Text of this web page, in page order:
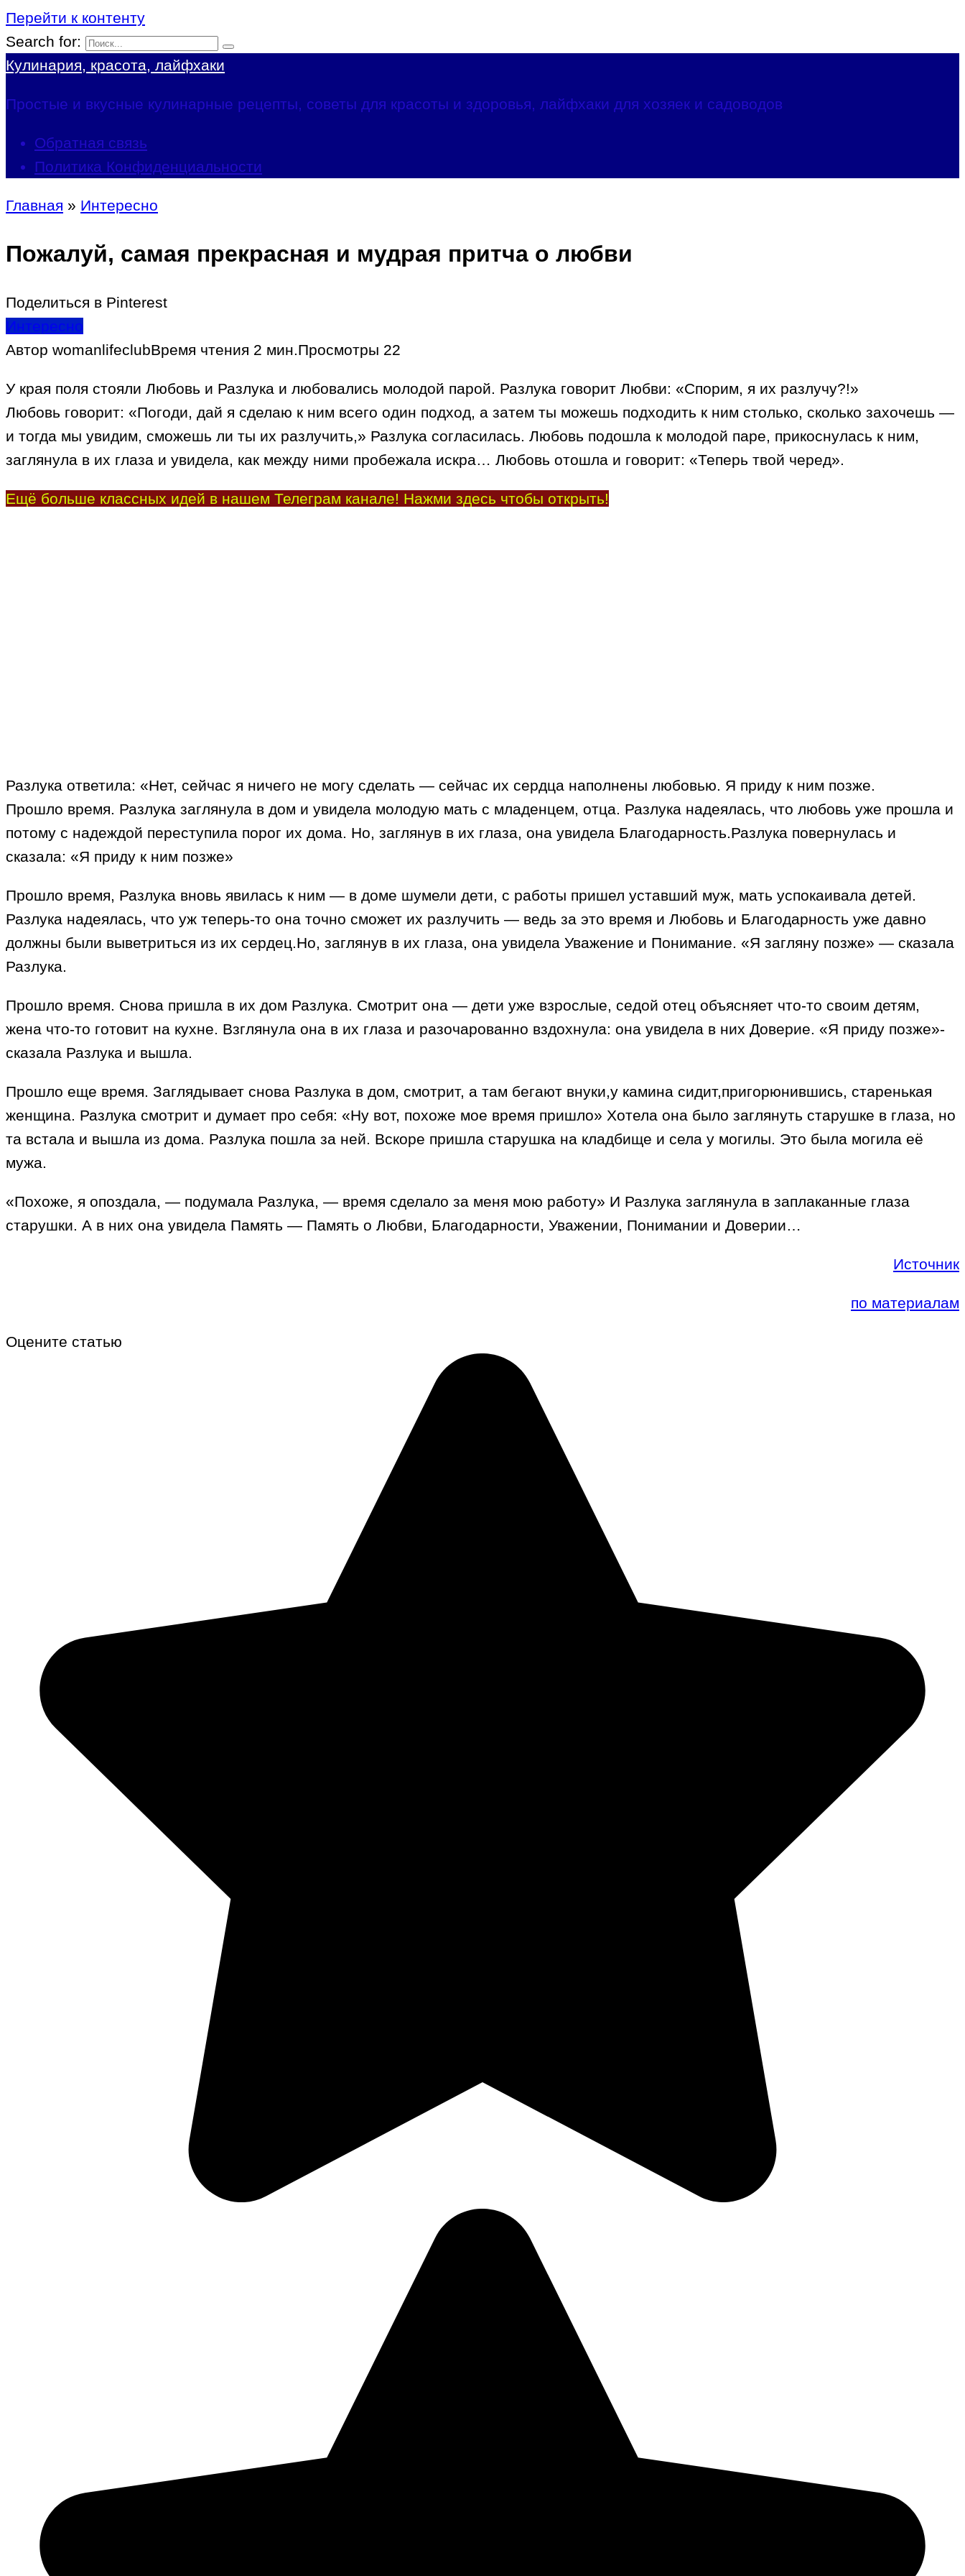
Перейти к контенту
Search for:
Кулинария, красота, лайфхаки
Простые и вкусные кулинарные рецепты, советы для красоты и здоровья, лайфхаки для хозяек и садоводов
Обратная связь
Политика Конфиденциальности
Главная » Интересно
Пожалуй, самая прекрасная и мудрая притча о любви
Поделиться в Pinterest
Интересно
Автор womanlifeclubВремя чтения 2 мин.Просмотры 22
У края поля стояли Любовь и Разлука и любовались молодой парой. Разлука говорит Любви: «Спорим, я их разлучу?!»
Любовь говорит: «Погоди, дай я сделаю к ним всего один подход, а затем ты можешь подходить к ним столько, сколько захочешь —
и тогда мы увидим, сможешь ли ты их разлучить,» Разлука согласилась. Любовь подошла к молодой паре, прикоснулась к ним,
заглянула в их глаза и увидела, как между ними пробежала искра… Любовь отошла и говорит: «Теперь твой черед».
Ещё больше классных идей в нашем Телеграм канале! Нажми здесь чтобы открыть!
Разлука ответила: «Нет, сейчас я ничего не могу сделать — сейчас их сердца наполнены любовью. Я приду к ним позже.
Прошло время. Разлука заглянула в дом и увидела молодую мать с младенцем, отца. Разлука надеялась, что любовь уже прошла и
потому с надеждой переступила порог их дома. Но, заглянув в их глаза, она увидела Благодарность.Разлука повернулась и
сказала: «Я приду к ним позже»
Прошло время, Разлука вновь явилась к ним — в доме шумели дети, с работы пришел уставший муж, мать успокаивала детей.
Разлука надеялась, что уж теперь-то она точно сможет их разлучить — ведь за это время и Любовь и Благодарность уже давно
должны были выветриться из их сердец.Но, заглянув в их глаза, она увидела Уважение и Понимание. «Я загляну позже» — сказала
Разлука.
Прошло время. Снова пришла в их дом Разлука. Смотрит она — дети уже взрослые, седой отец объясняет что-то своим детям,
жена что-то готовит на кухне. Взглянула она в их глаза и разочарованно вздохнула: она увидела в них Доверие. «Я приду позже»-
сказала Разлука и вышла.
Прошло еще время. Заглядывает снова Разлука в дом, смотрит, а там бегают внуки,у камина сидит,пригорюнившись, старенькая
женщина. Разлука смотрит и думает про себя: «Ну вот, похоже мое время пришло» Хотела она было заглянуть старушке в глаза, но
та встала и вышла из дома. Разлука пошла за ней. Вскоре пришла старушка на кладбище и села у могилы. Это была могила её
мужа.
«Похоже, я опоздала, — подумала Разлука, — время сделало за меня мою работу» И Разлука заглянула в заплаканные глаза
старушки. А в них она увидела Память — Память о Любви, Благодарности, Уважении, Понимании и Доверии…
Источник
по материалам
Оцените статью